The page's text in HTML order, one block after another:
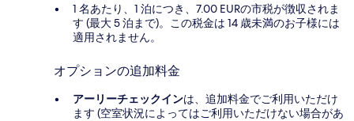
1 名あたり、1 泊につき、7.00 EURの市税が徴収されま
す (最大 5 泊まで)。この税金は 14 歳未満のお子様には
適用されません。
オプションの追加料金
アーリーチェックインは、追加料金でご利用いただけ
ます (空室状況によってはご利用いただけない場合があ